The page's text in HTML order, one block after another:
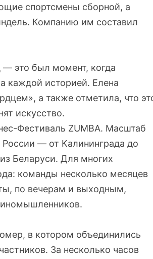
спортсмены сборной, а
Компанию им составил
— это был момент, когда
каждой историей. Елена
а также отметила, что
искусство.
Фестиваль ZUMBA. Масштаб
России — от Калининграда до
Беларуси. Для многих
команды несколько месяцев
по вечерам и выходным,
в котором объединились
За несколько часов